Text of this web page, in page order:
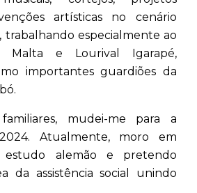
artísticas no cenário
trabalhando especialmente ao
Malta e Lourival Igarapé,
importantes guardiões da
mudei-me para a
Atualmente, moro em
estudo alemão e pretendo
da assistência social unindo